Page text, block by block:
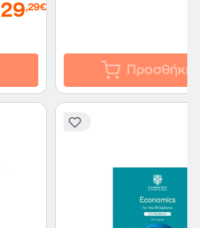
29,29€
Προσθήκη